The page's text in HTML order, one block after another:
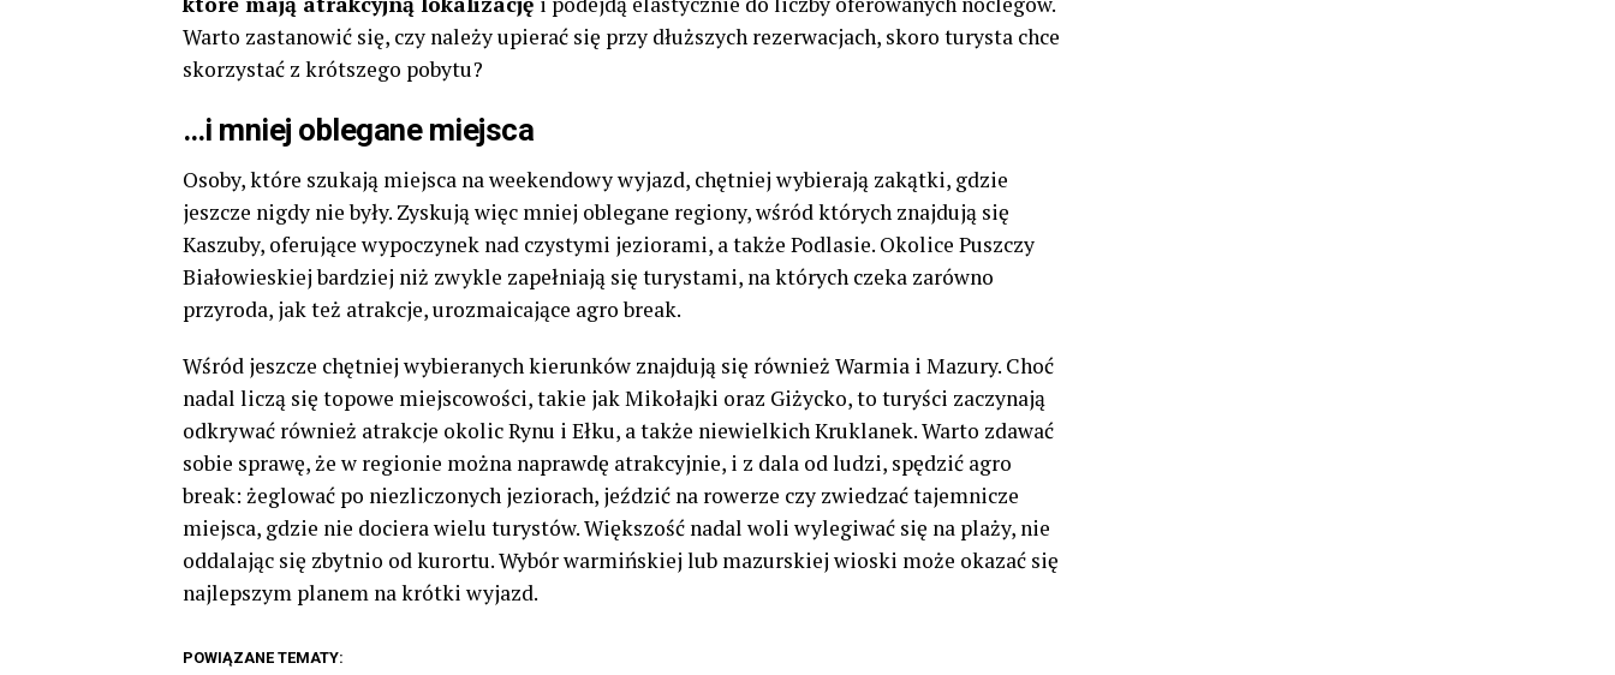
Warto zastanowić się, czy należy upierać się przy dłuższych rezerwacjach, skoro turysta chce
skorzystać z krótszego pobytu?
…i mniej oblegane miejsca
Osoby, które szukają miejsca na weekendowy wyjazd, chętniej wybierają zakątki, gdzie
jeszcze nigdy nie były. Zyskują więc mniej oblegane regiony, wśród których znajdują się
Kaszuby, oferujące wypoczynek nad czystymi jeziorami, a także Podlasie. Okolice Puszczy
Białowieskiej bardziej niż zwykle zapełniają się turystami, na których czeka zarówno
przyroda, jak też atrakcje, urozmaicające agro break.
Wśród jeszcze chętniej wybieranych kierunków znajdują się również Warmia i Mazury. Choć
nadal liczą się topowe miejscowości, takie jak Mikołajki oraz Giżycko, to turyści zaczynają
odkrywać również atrakcje okolic Rynu i Ełku, a także niewielkich Kruklanek. Warto zdawać
sobie sprawę, że w regionie można naprawdę atrakcyjnie, i z dala od ludzi, spędzić agro
break: żeglować po niezliczonych jeziorach, jeździć na rowerze czy zwiedzać tajemnicze
miejsca, gdzie nie dociera wielu turystów. Większość nadal woli wylegiwać się na plaży, nie
oddalając się zbytnio od kurortu. Wybór warmińskiej lub mazurskiej wioski może okazać się
najlepszym planem na krótki wyjazd.
POWIĄZANE TEMATY: